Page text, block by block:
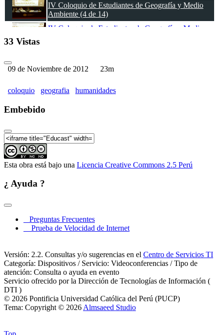
IV Coloquio de Estudiantes de Geografía y Medio
Ambiente (4 de 14)
IV Coloquio de Estudiantes de Geografía y Medio
IV Coloquio de Estudiantes de Geografía y Medio
IV Coloquio de Estudiantes de Geografía y Medio
IV Coloquio de Estudiantes de Geografía y Medio
IV Coloquio de Estudiantes de Geografía y Medio
Ambiente (13 de 14)
33 Vistas
09 de Noviembre de 2012 23m
coloquio geografia humanidades
Embebido
Esta obra está bajo una Licencia Creative Commons 2.5 Perú
¿ Ayuda ?
Preguntas Frecuentes
Prueba de Velocidad de Internet
Versión: 2.2. Consultas y/o sugerencias en el Centro de Servicios TI
Categoría: Dispositivos / Servicio: Videoconferencias / Tipo de
atención: Consulta o ayuda en evento
Servicio ofrecido por la Dirección de Tecnologías de Información (
DTI )
© 2026 Pontificia Universidad Católica del Perú (PUCP)
Tema: Copyright © 2026 Almsaeed Studio